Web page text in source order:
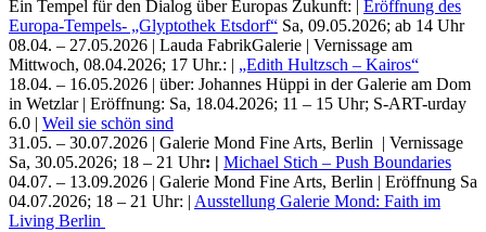
Buchtipps von Prof. Uli Rothfuss
Ein Tempel für den Dialog über Europas Zukunft: | Eröffnung des
Europa-Tempels- „Glyptothek Etsdorf“ Sa, 09.05.2026; ab 14 Uhr
08.04. – 27.05.2026 | Lauda FabrikGalerie | Vernissage am
Mittwoch, 08.04.2026; 17 Uhr.: | „Edith Hultzsch – Kairos“
18.04. – 16.05.2026 | über: Johannes Hüppi in der Galerie am Dom
in Wetzlar | Eröffnung: Sa, 18.04.2026; 11 – 15 Uhr; S-ART-urday
6.0 | Weil sie schön sind
31.05. – 30.07.2026 | Galerie Mond Fine Arts, Berlin | Vernissage
Sa, 30.05.2026; 18 – 21 Uhr: | Michael Stich – Push Boundaries
04.07. – 13.09.2026 | Galerie Mond Fine Arts, Berlin | Eröffnung Sa
04.07.2026; 18 – 21 Uhr: | Ausstellung Galerie Mond: Faith im
Living Berlin